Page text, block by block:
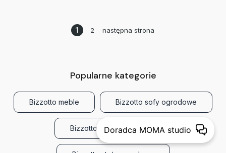
1 2 następna strona
Popularne kategorie
Bizzotto meble Bizzotto sofy ogrodowe
Bizzotto fotele ogrodowe
Doradca MOMA studio